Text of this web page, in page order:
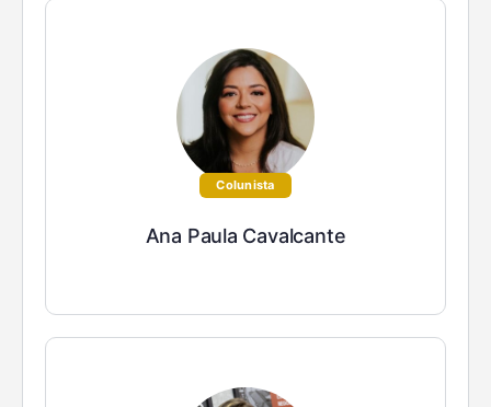
Colunista
Ana Paula Cavalcante